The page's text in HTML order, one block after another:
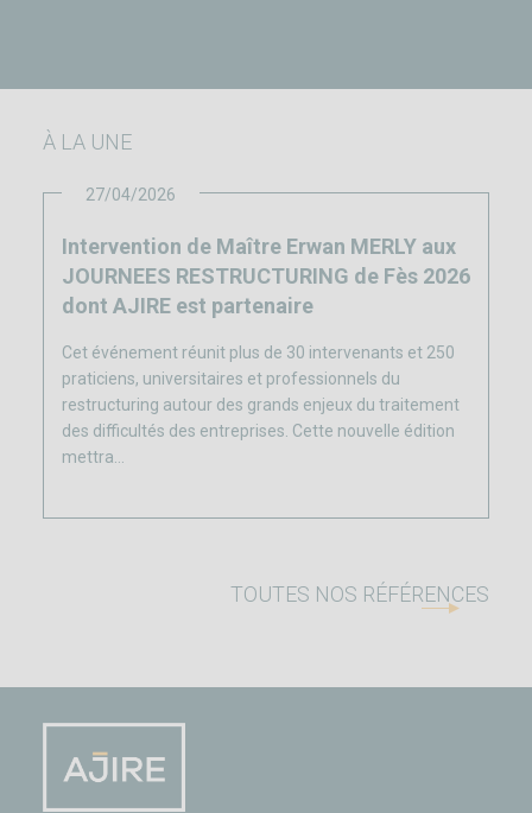
À LA UNE
27/04/2026
Intervention de Maître Erwan MERLY aux
JOURNEES RESTRUCTURING de Fès 2026
dont AJIRE est partenaire
Cet événement réunit plus de 30 intervenants et 250
praticiens, universitaires et professionnels du
restructuring autour des grands enjeux du traitement
des difficultés des entreprises. Cette nouvelle édition
mettra…
TOUTES NOS RÉFÉRENCES